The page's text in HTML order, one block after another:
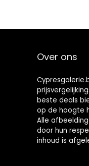
Over ons
beste deals
op de hoogte
Alle
door hun
inhoud is